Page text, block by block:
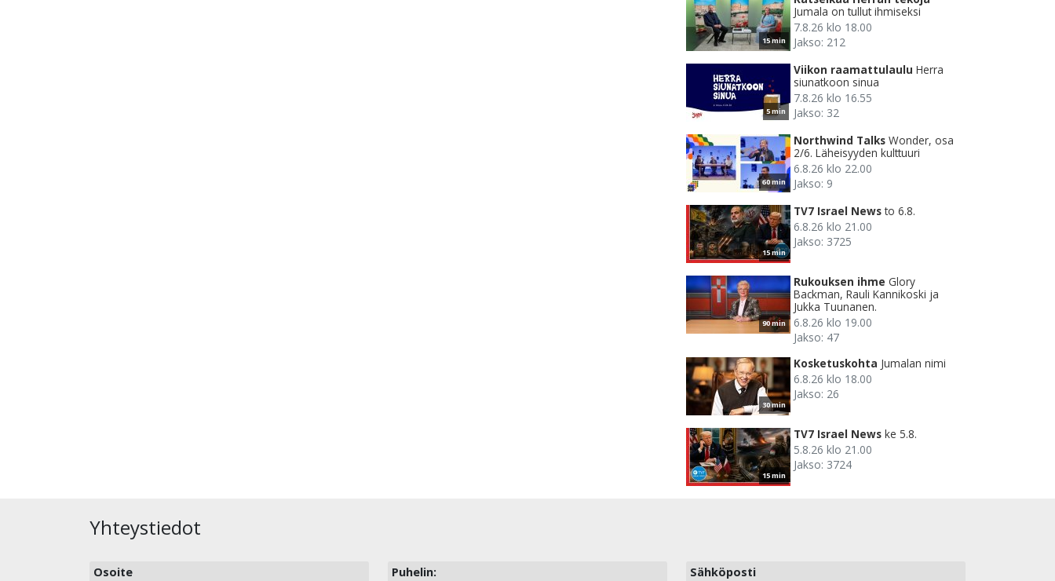
15 min
Jumala on tullut ihmiseksi
7.8.26 klo 18.00
Jakso: 212
5 min
Viikon raamattulaulu Herra
siunatkoon sinua
7.8.26 klo 16.55
Jakso: 32
60 min
Northwind Talks Wonder, osa
2/6. Läheisyyden kulttuuri
6.8.26 klo 22.00
Jakso: 9
15 min
TV7 Israel News to 6.8.
6.8.26 klo 21.00
Jakso: 3725
90 min
Rukouksen ihme Glory
Backman, Rauli Kannikoski ja
Jukka Tuunanen.
6.8.26 klo 19.00
Jakso: 47
30 min
Kosketuskohta Jumalan nimi
6.8.26 klo 18.00
Jakso: 26
15 min
TV7 Israel News ke 5.8.
5.8.26 klo 21.00
Jakso: 3724
Yhteystiedot
Osoite Puhelin: Sähköposti